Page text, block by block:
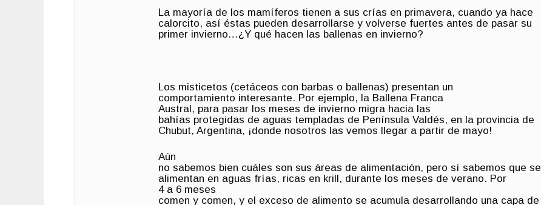
La mayoría de los mamíferos tienen a sus crías en primavera, cuando ya hace
calorcito, así éstas pueden desarrollarse y volverse fuertes antes de pasar su
primer invierno…¿Y qué hacen las ballenas en invierno?
Los misticetos (cetáceos con barbas o ballenas) presentan un
comportamiento interesante. Por ejemplo, la Ballena Franca
Austral, para pasar los meses de invierno migra hacia las
bahías protegidas de aguas templadas de Península Valdés, en la provincia de
Chubut, Argentina, ¡donde nosotros las vemos llegar a partir de mayo!
Aún
no sabemos bien cuáles son sus áreas de alimentación, pero sí sabemos que se
alimentan en aguas frías, ricas en krill, durante los meses de verano. Por
4 a 6 meses
comen y comen, y el exceso de alimento se acumula desarrollando una capa de